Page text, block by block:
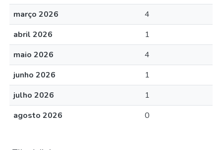
março 2026
4
abril 2026
1
maio 2026
4
junho 2026
1
julho 2026
1
agosto 2026
0